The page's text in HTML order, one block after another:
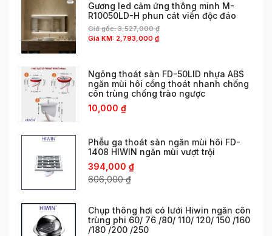
Gương led cảm ứng thông minh M-
R10050LD-H phun cát viền độc đáo
Giá gốc:3,527,000₫
Giá KM: 2,793,000 ₫
Ngõng thoát sàn FD-50LID nhựa ABS
ngăn mùi hôi cống thoát nhanh chống
côn trùng chống trào ngược
10,000 ₫
Phễu ga thoát sàn ngăn mùi hôi FD-
1408 HIWIN ngăn mùi vượt trội
394,000 ₫
606,000₫
Chụp thông hơi có lưới Hiwin ngăn côn
trùng phi 60/ 76 /80/ 110/ 120/ 150 /160
/180 /200 /250